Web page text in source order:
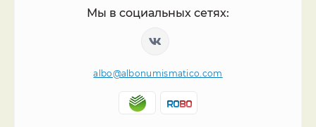
Мы в социальных сетях:
albo@albonumismatico.com